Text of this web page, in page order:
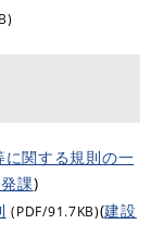
に関する規則の一
課)
(PDF/91.7KB)(建設